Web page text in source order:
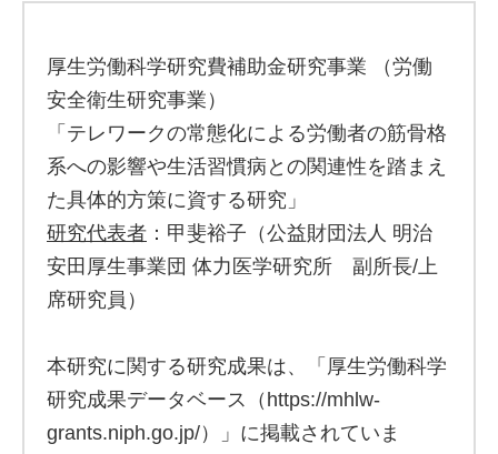
厚生労働科学研究費補助金研究事業 （労働
安全衛生研究事業）
「テレワークの常態化による労働者の筋骨格
系への影響や生活習慣病との関連性を踏まえ
た具体的方策に資する研究」
研究代表者 ：甲斐裕子（公益財団法人 明治
安田厚生事業団 体力医学研究所 副所長/上
席研究員）
本研究に関する研究成果は、「厚生労働科学
研究成果データベース（https://mhlw-
grants.niph.go.jp/）」に掲載されていま